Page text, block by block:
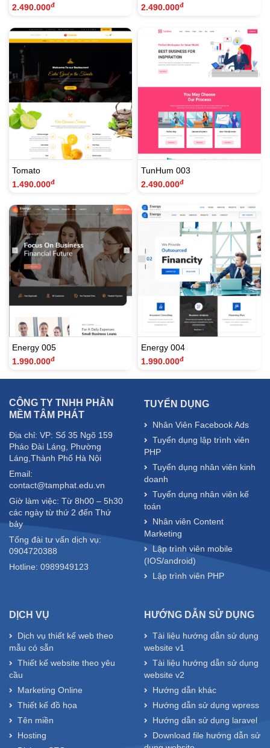
2.490.000đ
2.490.000đ
Tomato
1.490.000đ
TunHum 003
2.490.000đ
Energy 005
1.990.000đ
Energy 004
1.990.000đ
CÔNG TY TNHH PHẦN
MỀM TÂM PHÁT
Địa chỉ: VP: Số 35 Ngõ 159
Pháo Đài Láng, Phường
Láng,Thành Phố Hà Nội
Email:
contact@tamphat.edu.vn
Giờ làm việc: Từ 8h00 – 5h30
các ngày từ thứ 2 đến Thứ
bảy
Tổng đài tư vấn dịch vụ:
0904720388
Hotline: 0989949123
TUYỂN DỤNG
Nhân Viên Facebook Ads
Tuyển dụng lập trình viên
PHP
Tuyển dụng nhân viên kinh
doanh
Tuyển dụng nhân viên kế
toán
Nhân viên Content
Marketing
Lập trình viên mobile
(IOS/android)
Lập trình viên PHP
DỊCH VỤ
Dịch vụ thiết kế web theo
mẫu có sẵn
Thiết kế website theo yêu
cầu
Marketing Online
Thiết kế đồ họa
Tên miền
Hosting
HƯỚNG DẪN SỬ DỤNG
Tài liệu hướng dẫn sử dụng
website v1
Tài liệu hướng dẫn sử dụng
website v2
Hướng dẫn khác
Hướng dẫn sử dụng wpress
Hướng dẫn sử dụng laravel
Download file hướng dẫn sử